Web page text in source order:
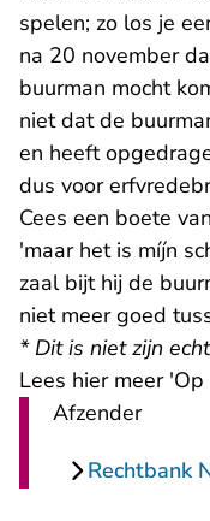
spelen; zo los je
na 20 november
buurman mocht
niet dat de
en heeft
dus voor
Cees een boete
'maar het is míjn
zaal bijt hij de
niet meer goed
* Dit is niet zijn
Lees hier meer
Afzender
Rechtbank